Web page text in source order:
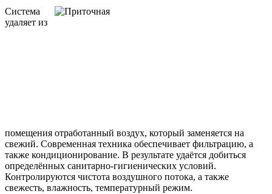
Система
удаляет из
помещения отработанный воздух, который заменяется на
свежий. Современная техника обеспечивает фильтрацию, а
также кондиционирование. В результате удаётся добиться
определённых санитарно-гигиенических условий.
Контролируются чистота воздушного потока, а также
свежесть, влажность, температурный режим.